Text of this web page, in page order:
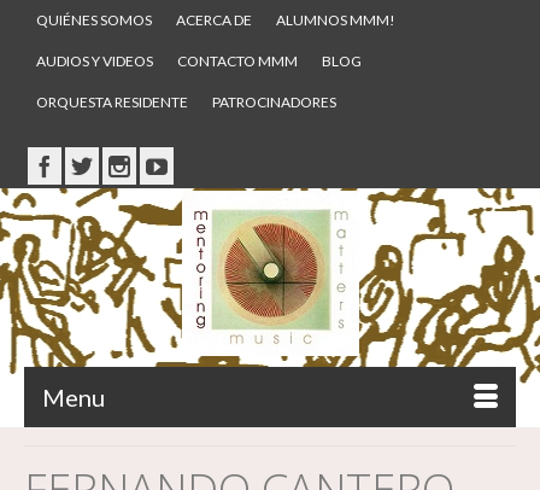
QUIÉNES SOMOS ACERCA DE ALUMNOS MMM!
AUDIOS Y VIDEOS CONTACTO MMM BLOG
ORQUESTA RESIDENTE PATROCINADORES
Menu